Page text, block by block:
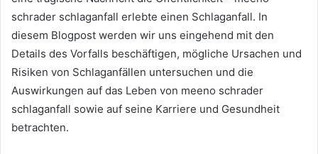
schrader schlaganfall erlebte einen Schlaganfall. In
diesem Blogpost werden wir uns eingehend mit den
Details des Vorfalls beschäftigen, mögliche Ursachen und
Risiken von Schlaganfällen untersuchen und die
Auswirkungen auf das Leben von meeno schrader
schlaganfall sowie auf seine Karriere und Gesundheit
betrachten.